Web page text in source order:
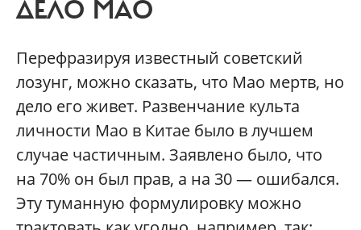
ДЕЛО МАО
Перефразируя известный советский
лозунг, можно сказать, что Мао мертв, но
дело его живет. Развенчание культа
личности Мао в Китае было в лучшем
случае частичным. Заявлено было, что
на 70% он был прав, а на 30 — ошибался.
Эту туманную формулировку можно